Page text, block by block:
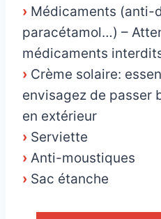
› Médicaments (anti-
paracétamol…) –
médicaments
› Crème solaire:
envisagez de passer
en extérieur
› Serviette
› Anti-moustiques
› Sac étanche